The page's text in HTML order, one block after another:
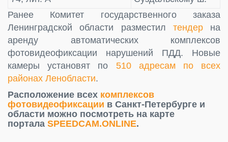
Ранее Комитет государственного заказа
Ленинградской области разместил тендерна
аренду автоматических комплексов
фотовидеофиксации нарушений ПДД. Новые
камеры установят по 510 адресам по всех
районах Ленобласти.
Расположение всех комплексов
фотовидеофиксации в Санкт-Петербурге и
области можно посмотреть на карте
портала SPEEDCAM.ONLINE.